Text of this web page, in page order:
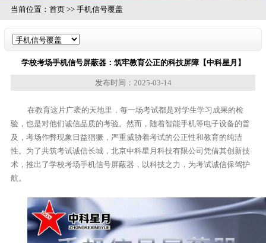
当前位置： 首页>> 手机信号覆盖
学校考场手机信号屏蔽器：筑牢教育公正的科技屏障【中科星月】
发布时间：2025-03-14
在教育这片广袤的天地里，每一场考试都是对学生学习成果的检
验，也是对他们诚信品质的考验。然而，随着智能手机等电子设备的普
及，考场作弊现象日益猖獗，严重威胁着考试的公正性和教育的纯洁
性。为了共筑考试诚信长城，北京中科星月科技有限公司凭借其创新技
术，推出了学校考场手机信号屏蔽器，以科技之力，为考试诚信保驾护
航。